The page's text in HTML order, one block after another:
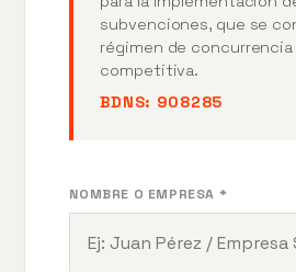
subvenciones, que se
régimen de concurrencia
competitiva.
BDNS: 908285
NOMBRE O EMPRESA *